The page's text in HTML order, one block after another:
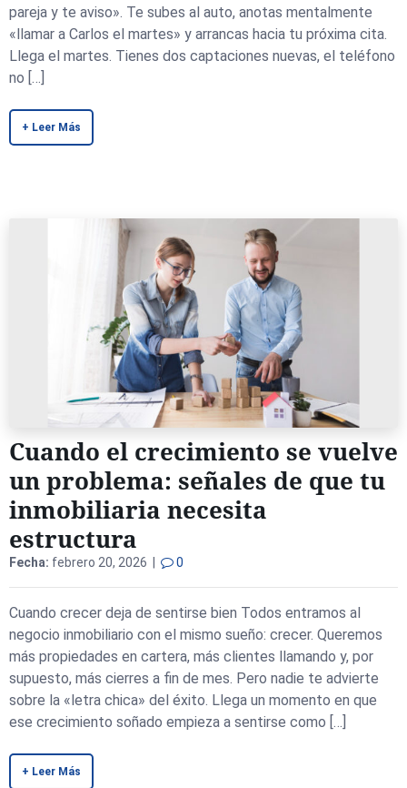
pareja y te aviso». Te subes al auto, anotas mentalmente
«llamar a Carlos el martes» y arrancas hacia tu próxima cita.
Llega el martes. Tienes dos captaciones nuevas, el teléfono
no […]
+ Leer Más
Cuando el crecimiento se vuelve
un problema: señales de que tu
inmobiliaria necesita
estructura
Fecha: febrero 20, 2026 | 0
Cuando crecer deja de sentirse bien Todos entramos al
negocio inmobiliario con el mismo sueño: crecer. Queremos
más propiedades en cartera, más clientes llamando y, por
supuesto, más cierres a fin de mes. Pero nadie te advierte
sobre la «letra chica» del éxito. Llega un momento en que
ese crecimiento soñado empieza a sentirse como […]
+ Leer Más